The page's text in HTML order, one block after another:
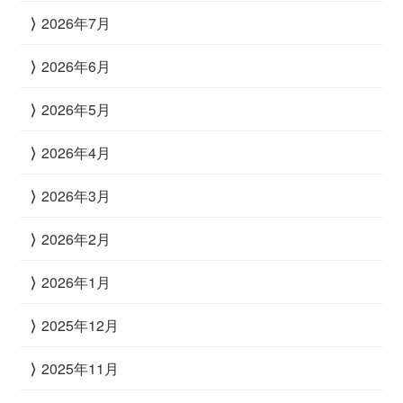
2026年7月
2026年6月
2026年5月
2026年4月
2026年3月
2026年2月
2026年1月
2025年12月
2025年11月